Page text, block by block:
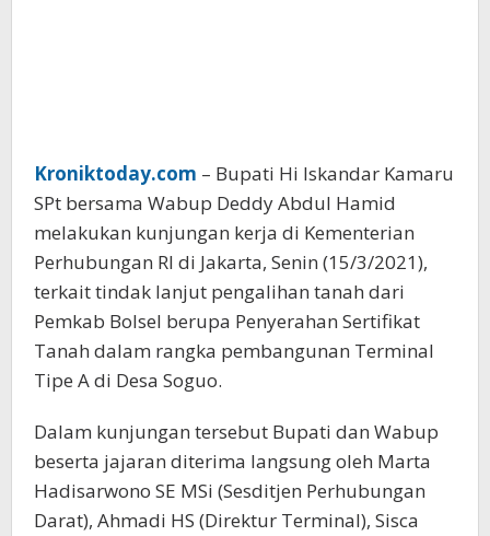
Kroniktoday.com – Bupati Hi Iskandar Kamaru
SPt bersama Wabup Deddy Abdul Hamid
melakukan kunjungan kerja di Kementerian
Perhubungan RI di Jakarta, Senin (15/3/2021),
terkait tindak lanjut pengalihan tanah dari
Pemkab Bolsel berupa Penyerahan Sertifikat
Tanah dalam rangka pembangunan Terminal
Tipe A di Desa Soguo.
Dalam kunjungan tersebut Bupati dan Wabup
beserta jajaran diterima langsung oleh Marta
Hadisarwono SE MSi (Sesditjen Perhubungan
Darat), Ahmadi HS (Direktur Terminal), Sisca